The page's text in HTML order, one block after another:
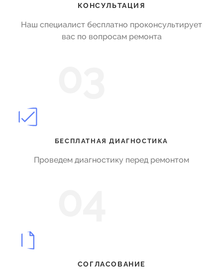
КОНСУЛЬТАЦИЯ
Наш специалист бесплатно проконсультирует
вас по вопросам ремонта
БЕСПЛАТНАЯ ДИАГНОСТИКА
Проведем диагностику перед ремонтом
СОГЛАСОВАНИЕ